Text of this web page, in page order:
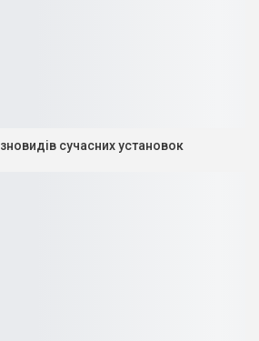
сучасних установок